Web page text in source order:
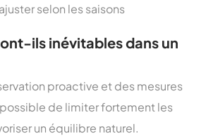
selon les saisons
ils inévitables dans un
proactive et des mesures
de limiter fortement les
un équilibre naturel.